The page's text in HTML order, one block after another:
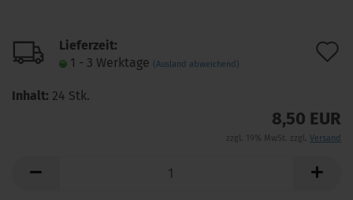
Lieferzeit:
1 - 3 Werktage (Ausland abweichend)
Inhalt: 24 Stk.
8,50 EUR
zzgl. 19% MwSt. zzgl. Versand